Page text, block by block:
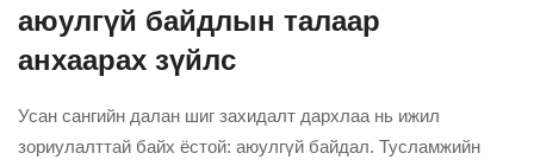
аюулгүй байдлын талаар
анхаарах зүйлс
Усан сангийн далан шиг захидалт дархлаа нь ижил
зориулалттай байх ёстой: аюулгүй байдал. Тусламжийн